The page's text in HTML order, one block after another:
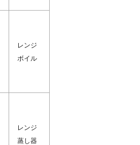
レンジ
ボイル
レンジ
蒸し器